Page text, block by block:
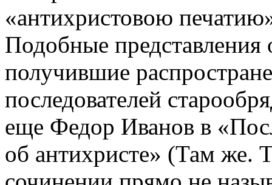
«антихристовою
Подобные представления
получившие
последователей
еще Федор Иванов в
об антихристе» (Там же.